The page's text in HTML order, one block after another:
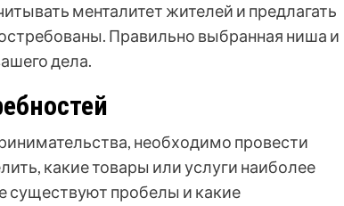
менталитет жителей и предлагать
Правильно выбранная ниша и
дела.
необходимо провести
какие товары или услуги наиболее
существуют пробелы и какие